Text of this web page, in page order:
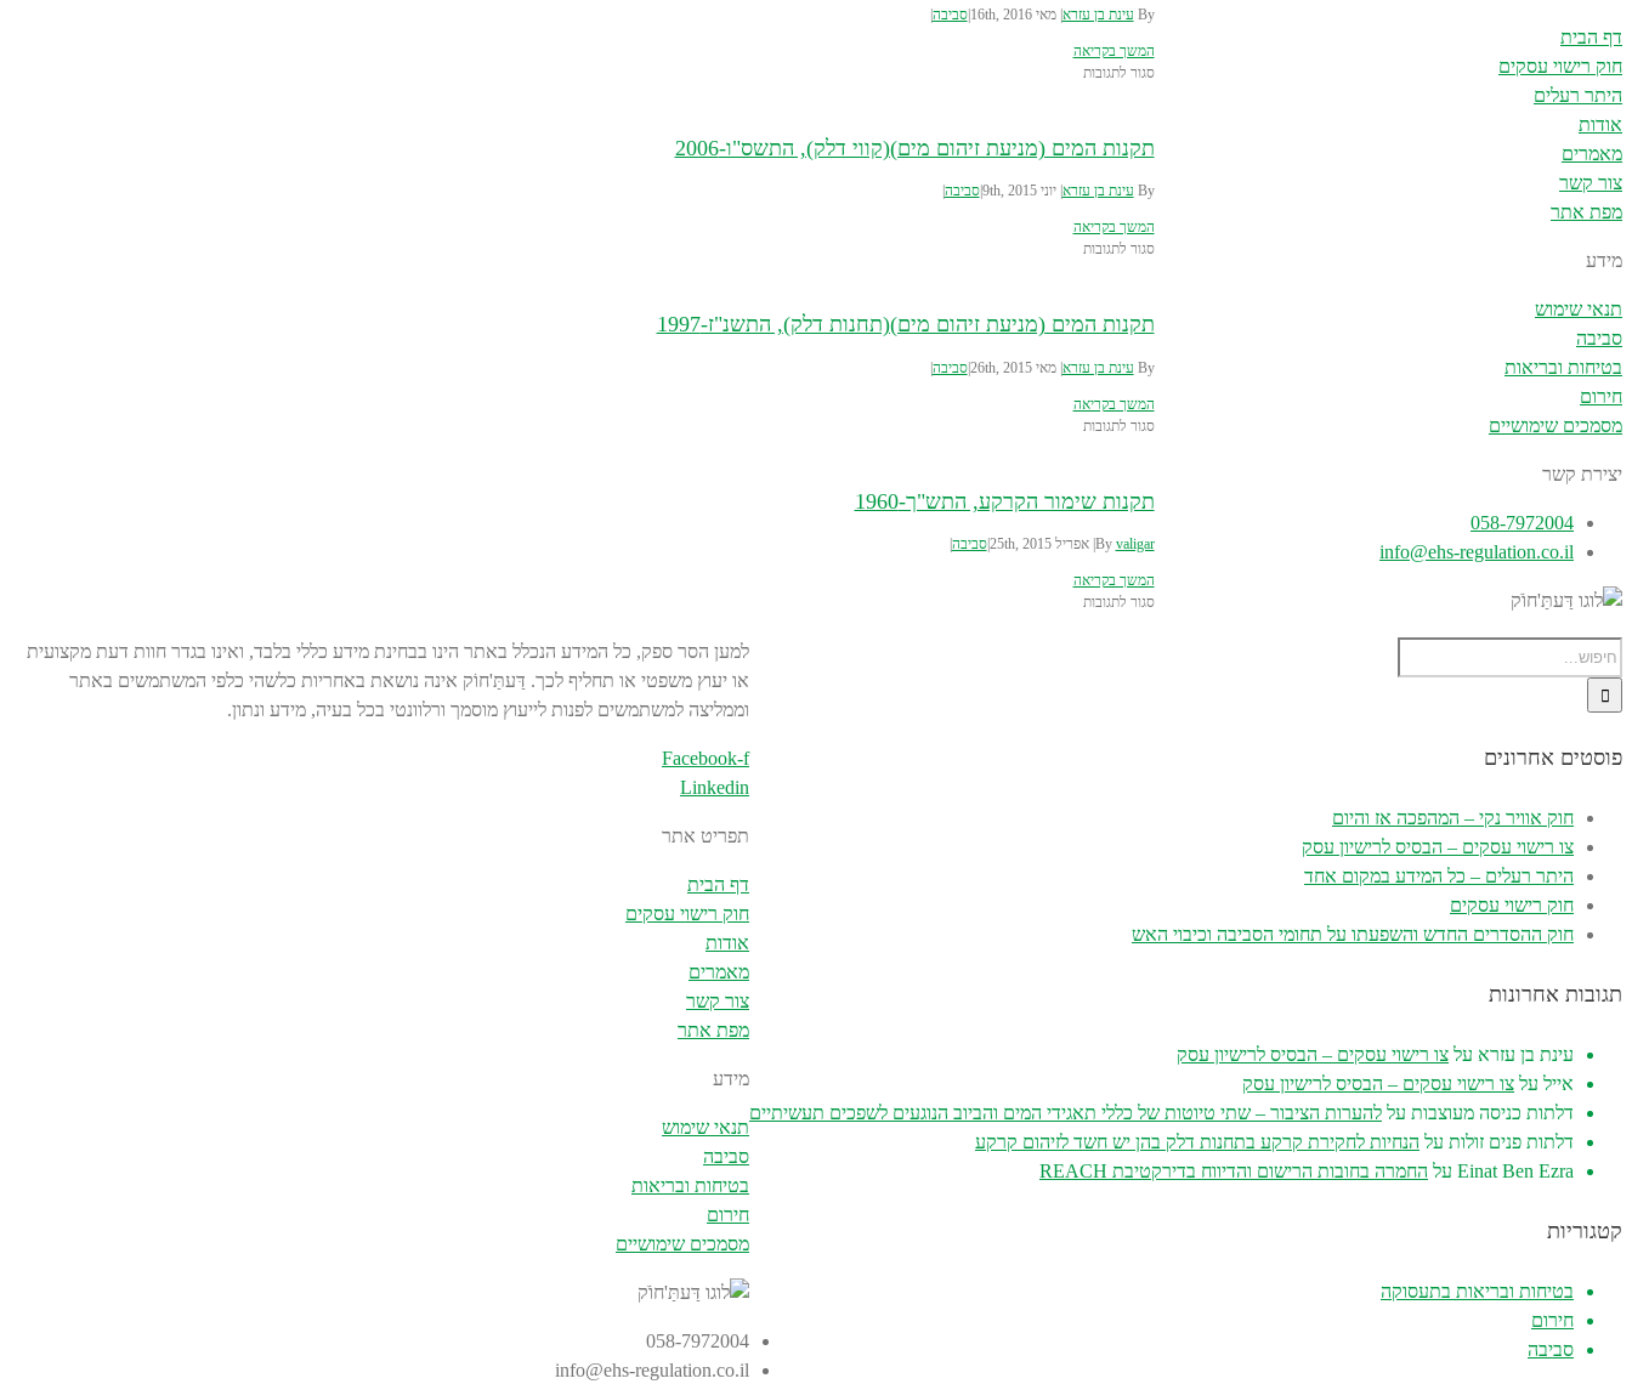
By עינת בן עזרא| מאי 16th, 2016 |סביבה|
המשך בקריאה
סגור לתגובות
תקנות המים (מניעת זיהום מים)(קווי דלק), התשס"ו-2006
By עינת בן עזרא יוני 9th, 2015 |סביבה
המשך בקריאה
סגור לתגובות
תקנות המים (מניעת זיהום מים)(תחנות דלק), התשנ"ז-1997
By עינת בן עזרא| מאי 26th, 2015 |סביבה|
המשך בקריאה
סגור לתגובות
תקנות שימור הקרקע, התש"ך-1960
By valigar אפריל 25th, 2015 |סביבה
המשך בקריאה
סגור לתגובות
פוסטים אחרונים
חוק אוויר נקי – המהפכה אז והיום
צו רישוי עסקים – הבסיס לרישיון עסק
היתר רעלים – כל המידע במקום אחד
חוק רישוי עסקים
חוק ההסדרים החדש והשפעתו על תחומי הסביבה וכיבוי האש
תגובות אחרונות
עינת בן עזרא על צו רישוי עסקים – הבסיס לרישיון עסק
אייל על צו רישוי עסקים – הבסיס לרישיון עסק
דלתות כניסה מעוצבות על להערות הציבור – שתי טיוטות של כללי תאגידי המים והביוב הנוגעים לשפכים תעשיתיים
דלתות פנים זולות על הנחיות לחקירת קרקע בתחנות דלק בהן יש חשד לזיהום קרקע
Einat Ben Ezra על החמרה בחובות הרישום והדיווח בדירקטיבת REACH
קטגוריות
בטיחות ובריאות בתעסוקה
חירום
סביבה
דף הבית
חוק רישוי עסקים
היתר רעלים
אודות
מאמרים
צור קשר
מפת אתר
מידע
תנאי שימוש
סביבה
בטיחות ובריאות
חירום
מסמכים שימושיים
יצירת קשר
058-7972004
info@ehs-regulation.co.il
למען הסר ספק, כל המידע הנכלל באתר הינו בבחינת מידע כללי בלבד, ואינו בגדר חוות דעת מקצועית
או יעוץ משפטי או תחליף לכך. דַּעתַּ'חוֹק אינה נושאת באחריות כלשהי כלפי המשתמשים באתר
וממליצה למשתמשים לפנות לייעוץ מוסמך ורלוונטי בכל בעיה, מידע ונתון.
Facebook-f
Linkedin
תפריט אתר
דף הבית
חוק רישוי עסקים
אודות
מאמרים
צור קשר
מפת אתר
מידע
תנאי שימוש
סביבה
בטיחות ובריאות
חירום
מסמכים שימושיים
058-7972004
info@ehs-regulation.co.il